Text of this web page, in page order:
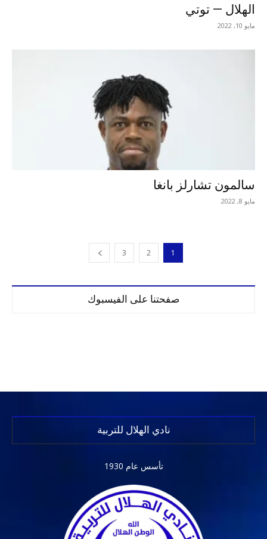
الهلال — توتي
مايو 10, 2022
سالمون تشارلز بانغا
مايو 8, 2022
1
2
3
صفحتنا على الفيسبوك
نادي الهلال للتربية
تأسس عام 1930